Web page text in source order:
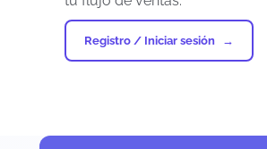
Registro / Iniciar sesión